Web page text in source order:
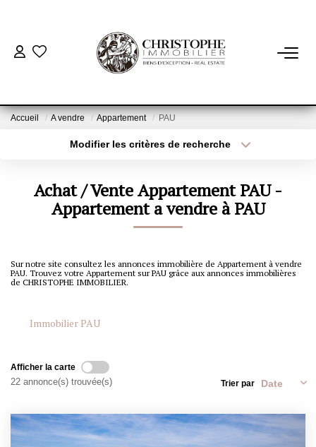
ACHETER
BIENS VENDUS
NOTRE AGENCE
Qui Sommes-Nous
Nous Rejoindre
Accueil A vendre Appartement PAU
Modifier les critères de recherche
Surface min Budget max
Achat / Vente Appartement PAU -
Appartement a vendre à PAU
Sur notre site consultez les annonces immobilière de Appartement à vendre
PAU. Trouvez votre Appartement sur PAU grâce aux annonces immobilières
de CHRISTOPHE IMMOBILIER.
Immobilier PAU
Afficher la carte
22 annonce(s) trouvée(s) Trier par